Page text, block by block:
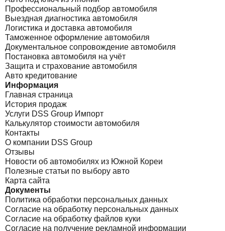
Профессиональный подбор автомобиля
Выездная диагностика автомобиля
Логистика и доставка автомобиля
Таможенное оформление автомобиля
Документальное сопровождение автомобиля
Постановка автомобиля на учёт
Защита и страхование автомобиля
Авто кредитование
Информация
Главная страница
История продаж
Услуги DSS Group Импорт
Калькулятор стоимости автомобиля
Контакты
О компании DSS Group
Отзывы
Новости об автомобилях из Южной Кореи
Полезные статьи по выбору авто
Карта сайта
Документы
Политика обработки персональных данных
Согласие на обработку персональных данных
Согласие на обработку файлов куки
Согласие на получение рекламной информации